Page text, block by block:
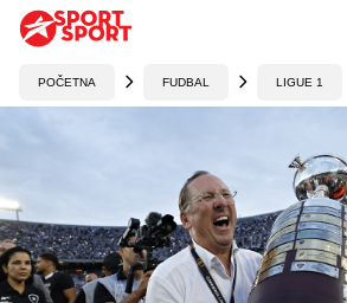
POČETNA FUDBAL LIGUE 1